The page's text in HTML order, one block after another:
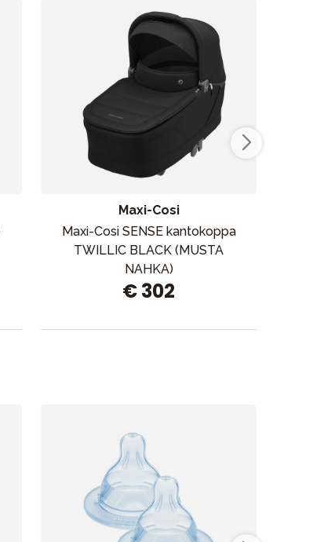
Maxi-Cosi
Maxi-Cosi SENSE kantokoppa
TWILLIC BLACK (MUSTA
NAHKA)
€ 302